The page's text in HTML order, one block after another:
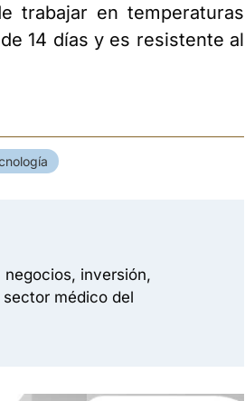
trabajar en temperaturas
14 días y es resistente al
inversión,
médico del